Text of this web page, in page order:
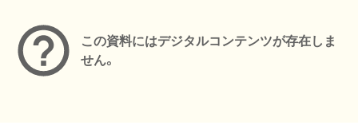
この資料にはデジタルコンテンツが存在しま
せん。